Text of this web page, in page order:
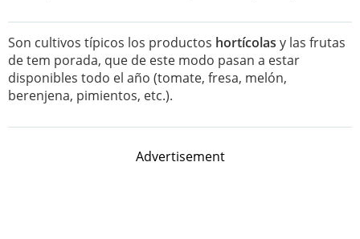
Son cultivos típicos los productos hortícolas y las frutas
de tem porada, que de este modo pasan a estar
disponibles todo el año (tomate, fresa, melón,
berenjena, pimientos, etc.).
Advertisement